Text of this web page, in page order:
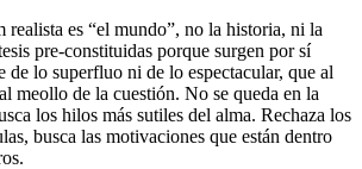
es “el mundo”, no la historia, ni la
pre-constituidas porque surgen por sí
de lo superfluo ni de lo espectacular, que al
meollo de la cuestión. No se queda en la
los hilos más sutiles del alma. Rechaza los
busca las motivaciones que están dentro